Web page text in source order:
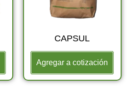
CAPSUL
Agregar a cotización